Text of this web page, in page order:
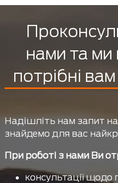
нами та ми
потрібні
Надішліть нам запит на
знайдемо для вас
При роботі з нами Ви
консультації щодо